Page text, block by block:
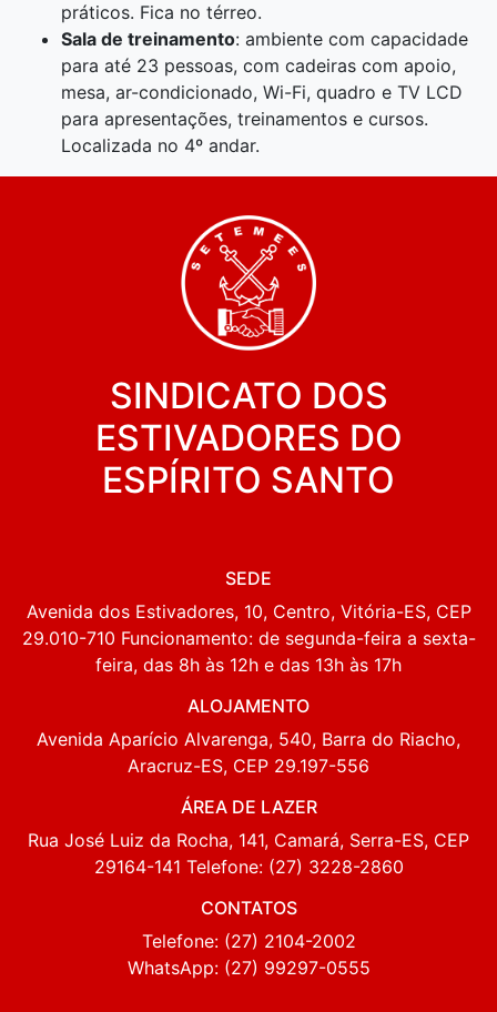
práticos. Fica no térreo.
Sala de treinamento: ambiente com capacidade
para até 23 pessoas, com cadeiras com apoio,
mesa, ar-condicionado, Wi-Fi, quadro e TV LCD
para apresentações, treinamentos e cursos.
Localizada no 4º andar.
SINDICATO DOS
ESTIVADORES DO
ESPÍRITO SANTO
SEDE
Avenida dos Estivadores, 10, Centro, Vitória-ES, CEP
29.010-710 Funcionamento: de segunda-feira a sexta-
feira, das 8h às 12h e das 13h às 17h
ALOJAMENTO
Avenida Aparício Alvarenga, 540, Barra do Riacho,
Aracruz-ES, CEP 29.197-556
ÁREA DE LAZER
Rua José Luiz da Rocha, 141, Camará, Serra-ES, CEP
29164-141 Telefone: (27) 3228-2860
CONTATOS
Telefone: (27) 2104-2002
WhatsApp: (27) 99297-0555